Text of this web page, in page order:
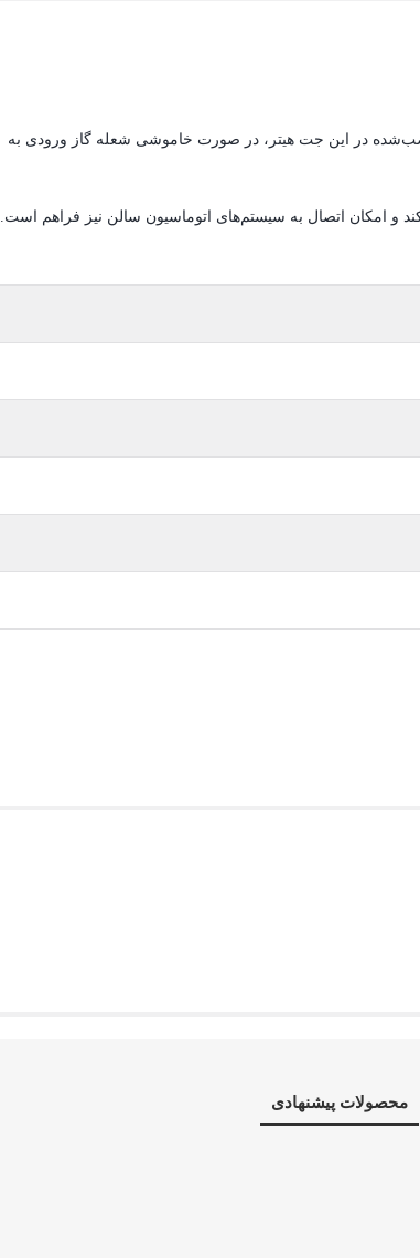
در این جت هیتر، در صورت خاموشی شعله گاز ورودی به
و امکان اتصال به سیستم‌های اتوماسیون سالن نیز فراهم است.
محصولات پیشنهادی